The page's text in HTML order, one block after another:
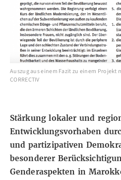
Auszug aus einem Fazit zu einem Projekt
CORRECTIV
Stärkung lokaler und
Entwicklungsvorhaben
und partizipativen
besonderer
Genderaspekten in